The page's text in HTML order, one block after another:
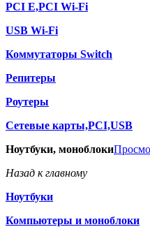
PCI E,PCI Wi-Fi
USB Wi-Fi
Коммутаторы Switch
Репитеры
Роутеры
Сетевые карты,PCI,USB
Ноутбуки, моноблоки
Назад к главному
Ноутбуки
Компьютеры и моноблоки